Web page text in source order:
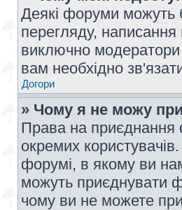
Деякі форуми можуть
перегляду,
виключно модератори
вам необхідно
Догори
» Чому я не можу
Права на приєднання
окремих
форумі, в якому ви
можуть приєднувати
чому ви не можете